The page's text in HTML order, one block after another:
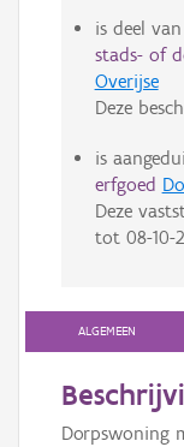
is deel
stads- of
Overijse
Deze
is
erfgoed
Deze
tot 08-10-
ALGEMEEN
Dorpswoning